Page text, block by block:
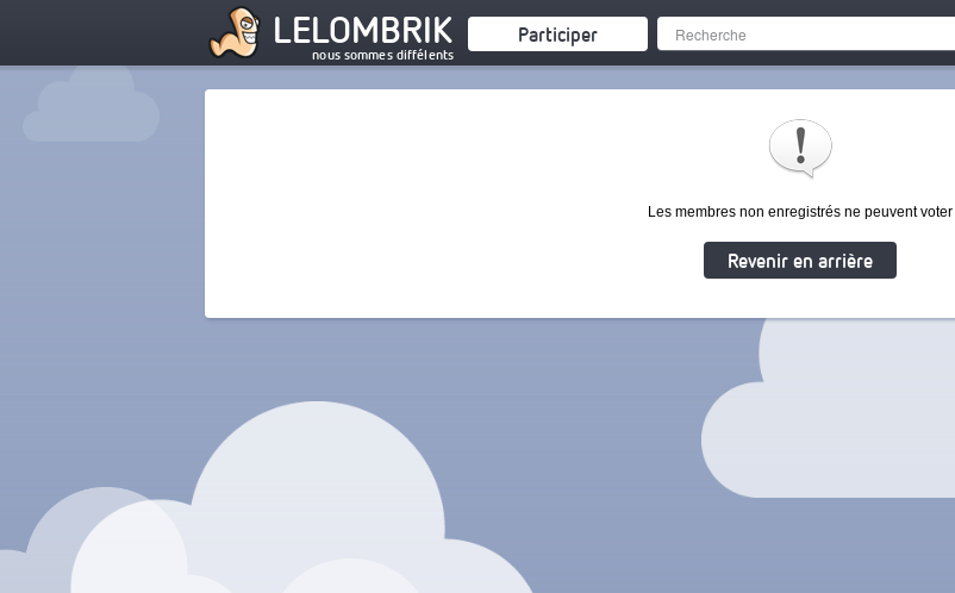
LELOMBRIK
nous sommes diffélents
Participer
Les membres non enregistrés ne peuvent voter
Revenir en arrière